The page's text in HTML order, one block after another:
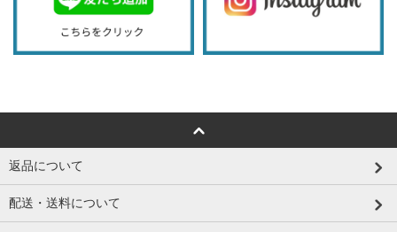
返品について
配送・送料について